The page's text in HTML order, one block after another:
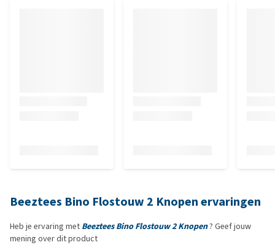
Beeztees Bino Flostouw 2 Knopen ervaringen
Heb je ervaring met Beeztees Bino Flostouw 2 Knopen? Geef jouw
mening over dit product